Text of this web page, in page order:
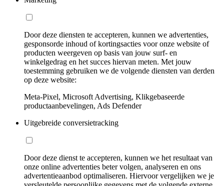
Door deze diensten te accepteren, kunnen we advertenties,
gesponsorde inhoud of kortingsacties voor onze website of
producten weergeven op basis van jouw surf- en
winkelgedrag en het succes hiervan meten. Met jouw
toestemming gebruiken we de volgende diensten van derden
op deze website:
Meta-Pixel, Microsoft Advertising, Klikgebaseerde
productaanbevelingen, Ads Defender
Uitgebreide conversietracking
Door deze dienst te accepteren, kunnen we het resultaat van
onze online advertenties beter volgen, analyseren en ons
advertentieaanbod optimaliseren. Hiervoor vergelijken we je